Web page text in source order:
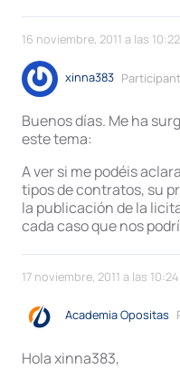
16 noviembre, 2011 a las
xinna383
Buenos días. Me ha
este tema:
A ver si me podéis
tipos de contratos, su
la publicación de la
cada caso que nos
17 noviembre, 2011 a las
Academia Opositas
Hola xinna383,